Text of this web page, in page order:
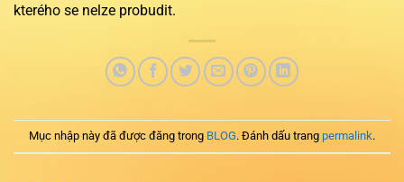
kterého se nelze probudit.
Mục nhập này đã được đăng trong BLOG. Đánh dấu trang permalink.